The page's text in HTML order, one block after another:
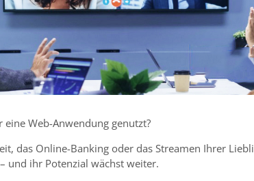
eine Web-Anwendung genutzt?
das Online-Banking oder das Streamen Ihrer
und ihr Potenzial wächst weiter.